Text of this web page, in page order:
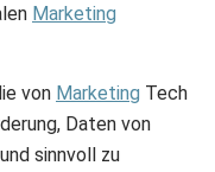
Marketing
von Marketing Tech
Daten von
sinnvoll zu